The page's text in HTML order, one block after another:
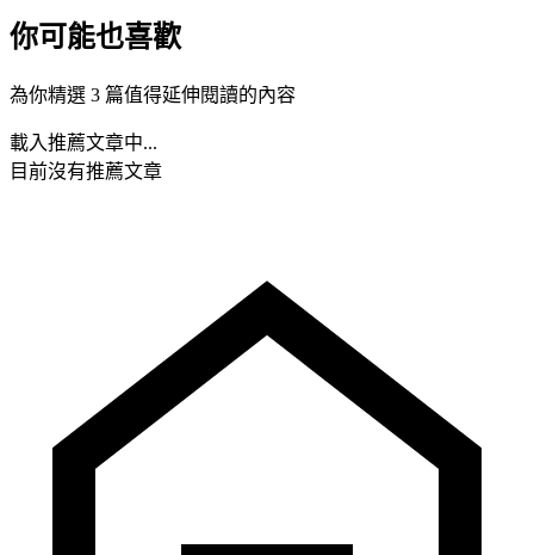
你可能也喜歡
為你精選 3 篇值得延伸閱讀的內容
載入推薦文章中...
目前沒有推薦文章